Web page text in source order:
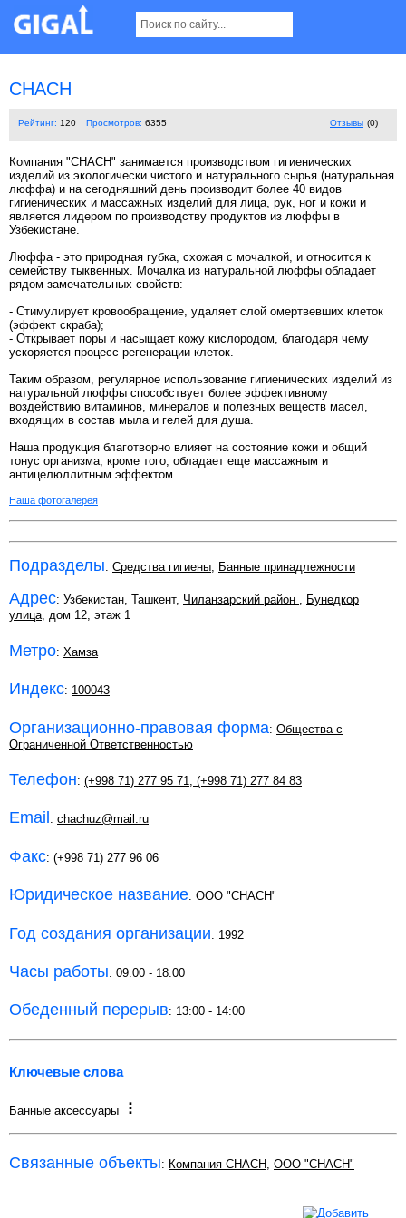
CHACH
Рейтинг: 120 Просмотров: 6355 Отзывы (0)
Компания "CHACH" занимается производством гигиенических
изделий из экологически чистого и натурального сырья (натуральная
люффа) и на сегодняшний день производит более 40 видов
гигиенических и массажных изделий для лица, рук, ног и кожи и
является лидером по производству продуктов из люффы в
Узбекистане.
Люффа - это природная губка, схожая с мочалкой, и относится к
семейству тыквенных. Мочалка из натуральной люффы обладает
рядом замечательных свойств:
- Стимулирует кровообращение, удаляет слой омертвевших клеток
(эффект скраба);
- Открывает поры и насыщает кожу кислородом, благодаря чему
ускоряется процесс регенерации клеток.
Таким образом, регулярное использование гигиенических изделий из
натуральной люффы способствует более эффективному
воздействию витаминов, минералов и полезных веществ масел,
входящих в состав мыла и гелей для душа.
Наша продукция благотворно влияет на состояние кожи и общий
тонус организма, кроме того, обладает еще массажным и
антицелюллитным эффектом.
Наша фотогалерея
Подразделы: Средства гигиены, Банные принадлежности
Адрес: Узбекистан, Ташкент, Чиланзарский район , Бунедкор
улица, дом 12, этаж 1
Метро: Хамза
Индекс: 100043
Организационно-правовая форма: Общества с
Ограниченной Ответственностью
Телефон: (+998 71) 277 95 71, (+998 71) 277 84 83
Email : chachuz@mail.ru
Факс: (+998 71) 277 96 06
Юридическое название: ООО "CHACH"
Год создания организации: 1992
Часы работы: 09:00 - 18:00
Обеденный перерыв: 13:00 - 14:00
Ключевые слова
Банные аксессуары
Связанные объекты: Компания CHACH, ООО "CHACH"